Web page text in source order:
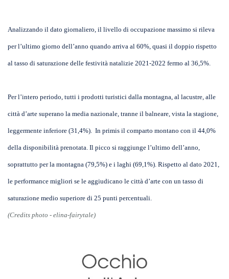
Analizzando il dato giornaliero, il livello di occupazione massimo si rileva
per l’ultimo giorno dell’anno quando arriva al 60%, quasi il doppio rispetto
al tasso di saturazione delle festività natalizie 2021-2022 fermo al 36,5%.
Per l’intero periodo, tutti i prodotti turistici dalla montagna, al lacustre, alle
città d’arte superano la media nazionale, tranne il balneare, vista la stagione,
leggermente inferiore (31,4%). In primis il comparto montano con il 44,0%
della disponibilità prenotata. Il picco si raggiunge l’ultimo dell’anno,
soprattutto per la montagna (79,5%) e i laghi (69,1%). Rispetto al dato 2021,
le performance migliori se le aggiudicano le città d’arte con un tasso di
saturazione medio superiore di 25 punti percentuali.
(Credits photo - elina-fairytale)